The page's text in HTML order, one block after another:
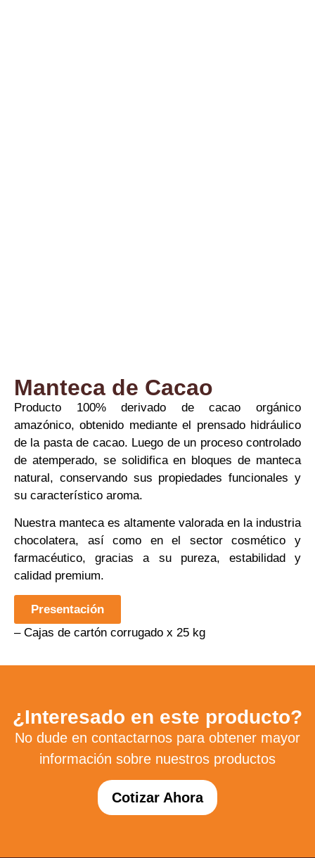
Manteca de Cacao
Producto 100% derivado de cacao orgánico
amazónico, obtenido mediante el prensado hidráulico
de la pasta de cacao. Luego de un proceso controlado
de atemperado, se solidifica en bloques de manteca
natural, conservando sus propiedades funcionales y
su característico aroma.
Nuestra manteca es altamente valorada en la industria
chocolatera, así como en el sector cosmético y
farmacéutico, gracias a su pureza, estabilidad y
calidad premium.
Presentación
– Cajas de cartón corrugado x 25 kg
¿Interesado en este producto?
No dude en contactarnos para obtener mayor
información sobre nuestros productos
Cotizar Ahora